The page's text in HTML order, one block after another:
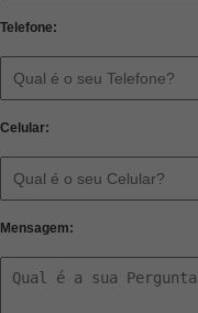
Telefone:
Celular:
Mensagem: